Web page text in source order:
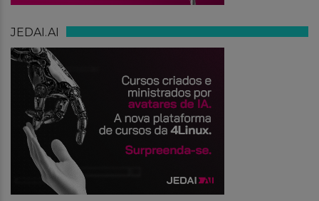
JEDAI.AI